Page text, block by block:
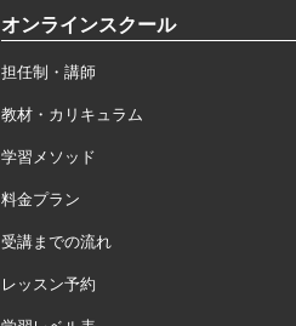
オンラインスクール
担任制・講師
教材・カリキュラム
学習メソッド
料金プラン
受講までの流れ
レッスン予約